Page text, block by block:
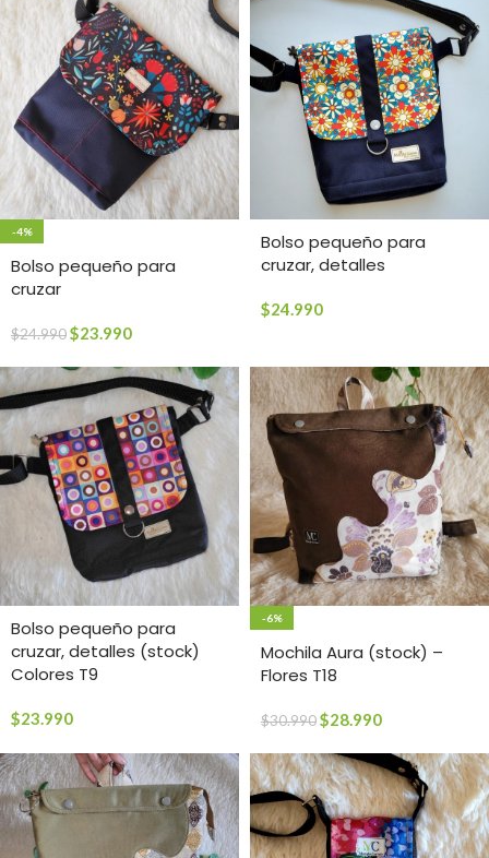
-4%
Bolso pequeño para
cruzar
$24.990$23.990
Bolso pequeño para
cruzar, detalles
$24.990
Bolso pequeño para
cruzar, detalles (stock)
Colores T9
$23.990
-6%
Mochila Aura (stock) –
Flores T18
$30.990$28.990